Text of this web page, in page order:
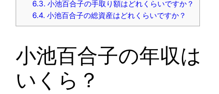
6.3. 小池百合子の手取り額はどれくらいですか？
6.4. 小池百合子の総資産はどれくらいですか？
小池百合子の年収は
いくら？